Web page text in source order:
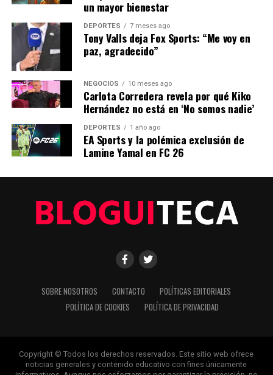
NOTICIAS RELACIONADAS:
SIGUIENTE
Barcelona vs Getafe: Horario y Dónde Ver el Partido de
LaLiga
ANTERIOR
Barcelona vs Getafe: Horario, TV y cómo ver LaLiga EA
Sports
Nuestro equipo editorial no solo informa las noticias: las vive.
Con años de experiencia en primera línea, buscamos los
hechos, los verificamos con rigor y contamos las historias que
una mirada atenta al detalle, abordamos la política, la cultura y
la tecnología con un análisis preciso y profundo. Cuando los
para abrirnos paso entre el ruido y ofrecerte claridad en
bandeja de plata.
un mayor bienestar
DEPORTES 7 meses ago
Tony Valls deja Fox Sports: “Me voy en
paz, agradecido”
NEGOCIOS 10 meses ago
Carlota Corredera revela por qué Kiko
Hernández no está en ‘No somos nadie’
DEPORTES 1 año ago
EA Sports y la polémica exclusión de
Lamine Yamal en FC 26
SOBRE NOSOTROS CONTACTO
POLÍTICAS EDITORIALES
POLÍTICA DE COOKIES
POLÍTICA DE PRIVACIDAD
Copyright © Todos los derechos reservados. Este sitio web ofrece
noticias generales y contenido educativo con fines únicamente